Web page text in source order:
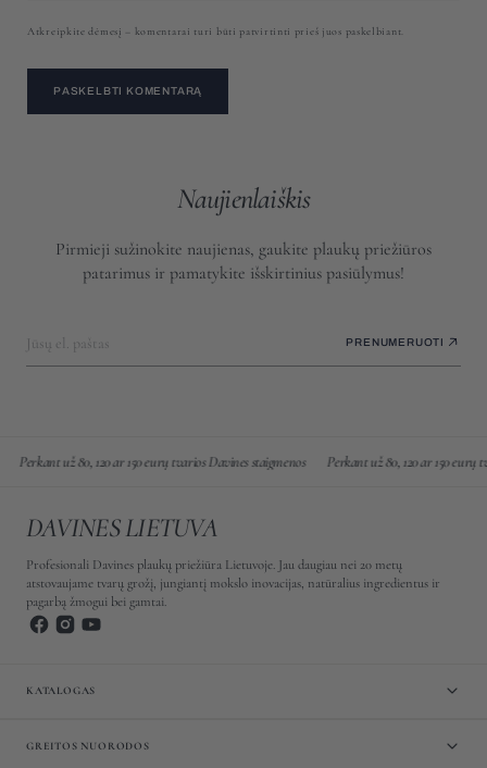
Atkreipkite dėmesį – komentarai turi būti patvirtinti prieš juos paskelbiant.
PASKELBTI KOMENTARĄ
Naujienlaiškis
Pirmieji sužinokite naujienas, gaukite plaukų priežiūros
patarimus ir pamatykite išskirtinius pasiūlymus!
Jūsų el. paštas PRENUMERUOTI
už 80, 120 ar 150 eurų tvarios Davines staigmenos Perkant už 80, 120 ar 150 eurų tvarios
DAVINES LIETUVA
Profesionali Davines plaukų priežiūra Lietuvoje. Jau daugiau nei 20 metų
atstovaujame tvarų grožį, jungiantį mokslo inovacijas, natūralius ingredientus ir
pagarbą žmogui bei gamtai.
KATALOGAS
GREITOS NUORODOS